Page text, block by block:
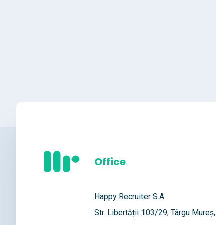
Office
Happy Recruiter S.A.
Str. Libertății 103/29, Târgu Mureș,